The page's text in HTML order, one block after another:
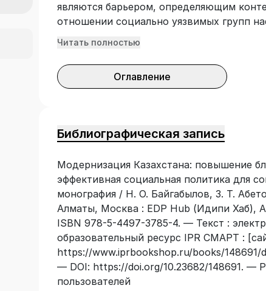
являются барьером, определяющим
отношении социально уязвимых групп
переосмыслены. Понимание того, в
главным предметом коллективной
разработана на основе результатов
и качества жизни населения в
бедности населения, разработки
и обеспечения благоприятных условий
авторов коллективной монографии,
принципы и представления о
внести вклад в формирование нового
будет работать на общее благо. При
методология социоструктурного
эмпирический инструментарий и анализ
качественных данных. Коллективная
Читать полностью
Оглавление
Библиографическая запись
Модернизация Казахстана: повышение
эффективная социальная политика для
монография / Н. О. Байгабылов, З. Т.
Алматы, Москва : EDP Hub (Идипи Хаб),
ISBN 978-5-4497-3785-4. — Текст :
образовательный ресурс IPR СМАРТ :
https://www.iprbookshop.ru/books/148691/
— DOI: https://doi.org/10.23682/148691. —
пользователей